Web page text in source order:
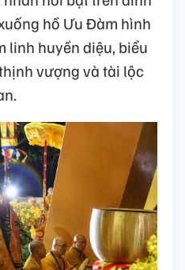
hồ Ưu Đàm hình
linh huyền diệu, biểu
vượng và tài lộc